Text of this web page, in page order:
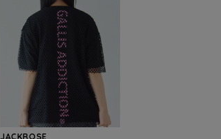
JACKROSE